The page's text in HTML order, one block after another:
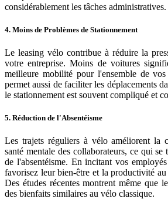
considérablement les tâches administratives.
4. Moins de Problèmes de Stationnement
Le leasing vélo contribue à réduire la
votre entreprise. Moins de voitures
meilleure mobilité pour l'ensemble de
permet aussi de faciliter les déplacements
le stationnement est souvent compliqué et
5. Réduction de l'Absentéisme
Les trajets réguliers à vélo améliorent la
santé mentale des collaborateurs, ce qui
de l'absentéisme. En incitant vos
favorisez leur bien-être et la productivité
Des études récentes montrent même que
des bienfaits similaires au vélo classique.